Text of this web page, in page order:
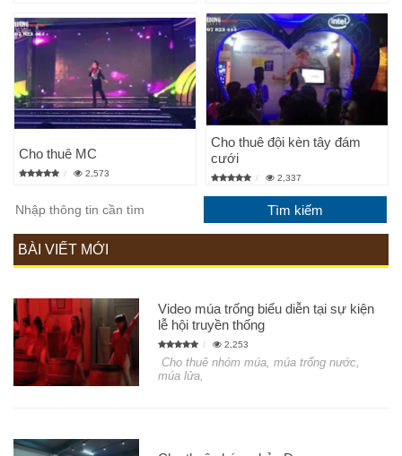
Cho thuê MC
2,573
Cho thuê đội kèn tây đám
cưới
2,337
BÀI VIẾT MỚI
Video múa trống biểu diễn tại sự kiện
lễ hội truyền thống
2,253
Cho thuê nhóm múa, múa trống nước,
múa lửa,